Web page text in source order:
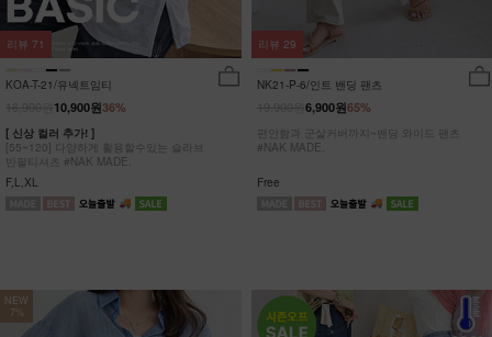
KOA-T-21/유넥트임티
36%
10,900원
[ 신상 컬러 추가! ]
[55~120] 다양하게 활용할수있는 슬라브
반팔티셔츠 #NAK MADE.
F,L,XL
리뷰 71
NK21-P-6/인트 밴딩 팬츠
65%
6,900원
편안함과 군살커버까지~밴딩 와이드 팬츠
#NAK MADE.
Free
리뷰 29
NEW
7%